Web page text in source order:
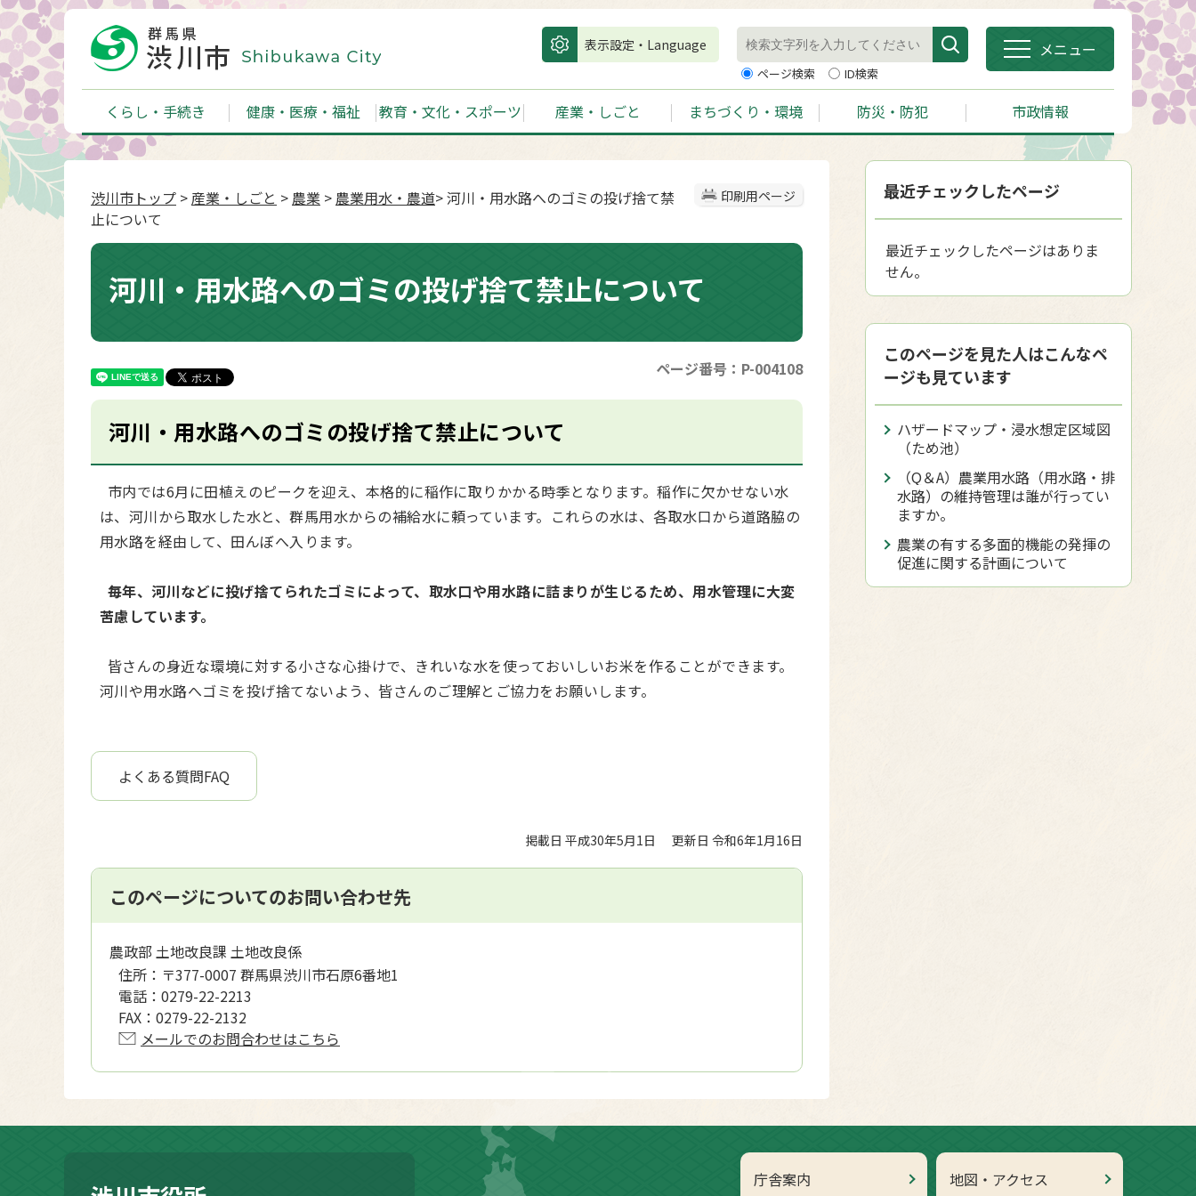
表示設定・Language
ページ検索 ID検索
メニュー
くらし・手続き 健康・医療・福祉 教育・文化・スポーツ 産業・しごと まちづくり・環境 防災・防犯 市政情報
印刷用ページ
渋川市トップ >産業・しごと > 農業 > 農業用水・農道> 河川・用水路へのゴミの投げ捨て禁
止について
河川・用水路へのゴミの投げ捨て禁止について
ページ番号：P-004108
河川・用水路へのゴミの投げ捨て禁止について
市内では6月に田植えのピークを迎え、本格的に稲作に取りかかる時季となります。稲作に欠かせない水
は、河川から取水した水と、群馬用水からの補給水に頼っています。これらの水は、各取水口から道路脇の
用水路を経由して、田んぼへ入ります。
毎年、河川などに投げ捨てられたゴミによって、取水口や用水路に詰まりが生じるため、用水管理に大変
苦慮しています。
皆さんの身近な環境に対する小さな心掛けで、きれいな水を使っておいしいお米を作ることができます。
河川や用水路へゴミを投げ捨てないよう、皆さんのご理解とご協力をお願いします。
よくある質問FAQ
掲載日 平成30年5月1日 更新日 令和6年1月16日
このページについてのお問い合わせ先
農政部 土地改良課 土地改良係
住所： 〒377-0007 群馬県渋川市石原6番地1
電話： 0279-22-2213
FAX： 0279-22-2132
メールでのお問合わせはこちら
最近チェックしたページ
最近チェックしたページはありま
せん。
このページを見た人はこんなペ
ージも見ています
ハザードマップ・浸水想定区域図
（ため池）
（Q＆A）農業用水路（用水路・排
水路）の維持管理は誰が行ってい
ますか。
農業の有する多面的機能の発揮の
促進に関する計画について
庁舎案内 地図・アクセス